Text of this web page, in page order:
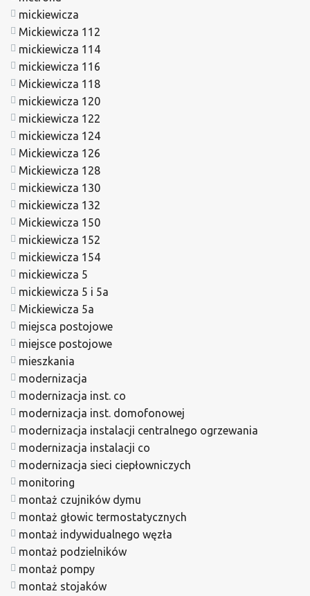
mickiewicza
Mickiewicza 112
mickiewicza 114
mickiewicza 116
Mickiewicza 118
mickiewicza 120
mickiewicza 122
mickiewicza 124
Mickiewicza 126
Mickiewicza 128
mickiewicza 130
mickiewicza 132
Mickiewicza 150
mickiewicza 152
mickiewicza 154
mickiewicza 5
mickiewicza 5 i 5a
Mickiewicza 5a
miejsca postojowe
miejsce postojowe
mieszkania
modernizacja
modernizacja inst. co
modernizacja inst. domofonowej
modernizacja instalacji centralnego ogrzewania
modernizacja instalacji co
modernizacja sieci ciepłowniczych
monitoring
montaż czujników dymu
montaż głowic termostatycznych
montaż indywidualnego węzła
montaż podzielników
montaż pompy
montaż stojaków